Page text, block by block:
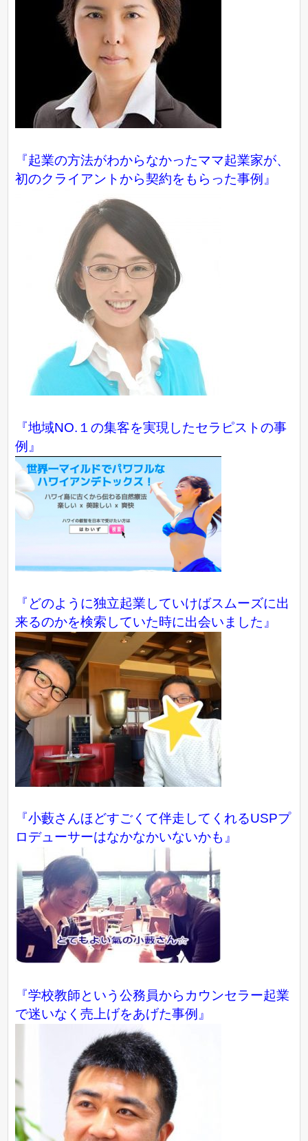
『起業の方法がわからなかったママ起業家が、
初のクライアントから契約をもらった事例』
『地域NO.１の集客を実現したセラピストの事
例』
『どのように独立起業していけばスムーズに出
来るのかを検索していた時に出会いました』
『小藪さんほどすごくて伴走してくれるUSPプ
ロデューサーはなかなかいないかも』
『学校教師という公務員からカウンセラー起業
で迷いなく売上げをあげた事例』